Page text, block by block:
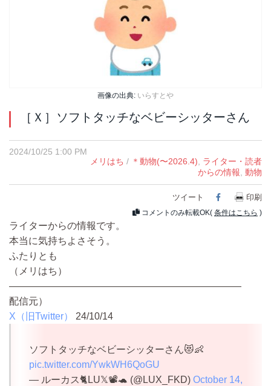
画像の出典: いらすとや
［Ｘ］ソフトタッチなベビーシッターさん
2024/10/25 1:00 PM
メリはち / ＊動物(〜2026.4), ライター・読者
からの情報, 動物
ツイート Facebook
印刷
コメントのみ転載OK( 条件はこちら )
ライターからの情報です。
本当に気持ちよさそう。
ふたりとも
（メリはち）
————————————————————————
配信元）
X（旧Twitter）
24/10/14
ソフトタッチなベビーシッターさん😻👶
pic.twitter.com/YwkWH6QoGU
— ルーカス🐈LU𝕏📽️🐢 (@LUX_FKD) October 14,